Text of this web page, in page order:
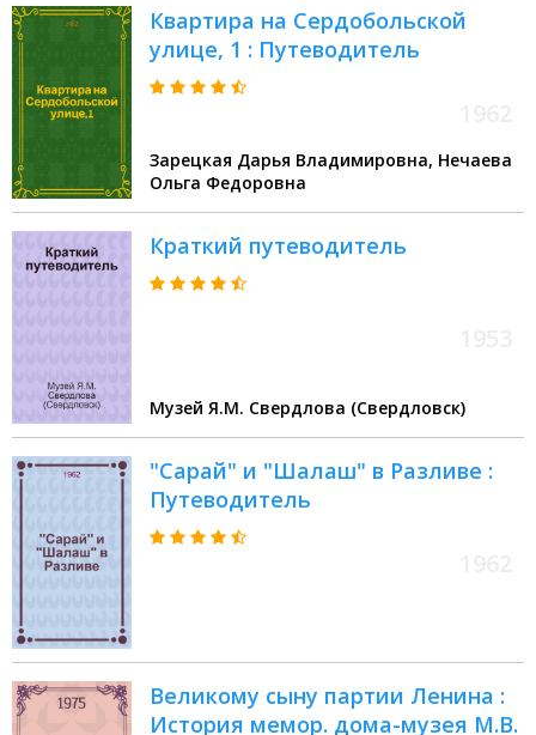
Квартира на Сердобольской
улице, 1 : Путеводитель
Зарецкая Дарья Владимировна, Нечаева
Ольга Федоровна
Краткий путеводитель
Музей Я.М. Свердлова (Свердловск)
"Сарай" и "Шалаш" в Разливе :
Путеводитель
Великому сыну партии Ленина :
История мемор. дома-музея М.В.